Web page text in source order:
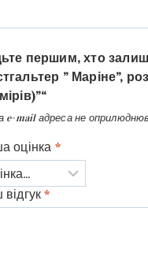
першим, хто
” Маріне”,
e-mail адреса не
оцінка *
*